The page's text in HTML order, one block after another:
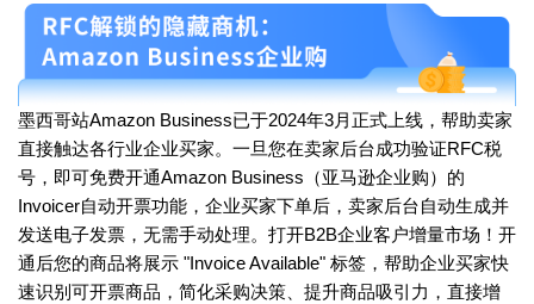
墨西哥站Amazon Business已于2024年3月正式上线，帮助卖家
直接触达各行业企业买家。一旦您在卖家后台成功验证RFC税
号，即可免费开通Amazon Business（亚马逊企业购）的
Invoicer自动开票功能，企业买家下单后，卖家后台自动生成并
发送电子发票，无需手动处理。打开B2B企业客户增量市场！开
通后您的商品将展示 "Invoice Available" 标签，帮助企业买家快
速识别可开票商品，简化采购决策、提升商品吸引力，直接增